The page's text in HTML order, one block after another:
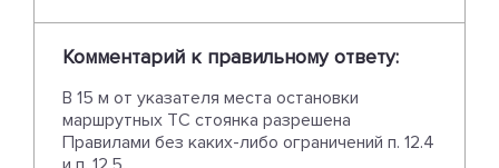
Комментарий к правильному ответу:
В 15 м от указателя места остановки
маршрутных ТС стоянка разрешена
Правилами без каких-либо ограничений п. 12.4